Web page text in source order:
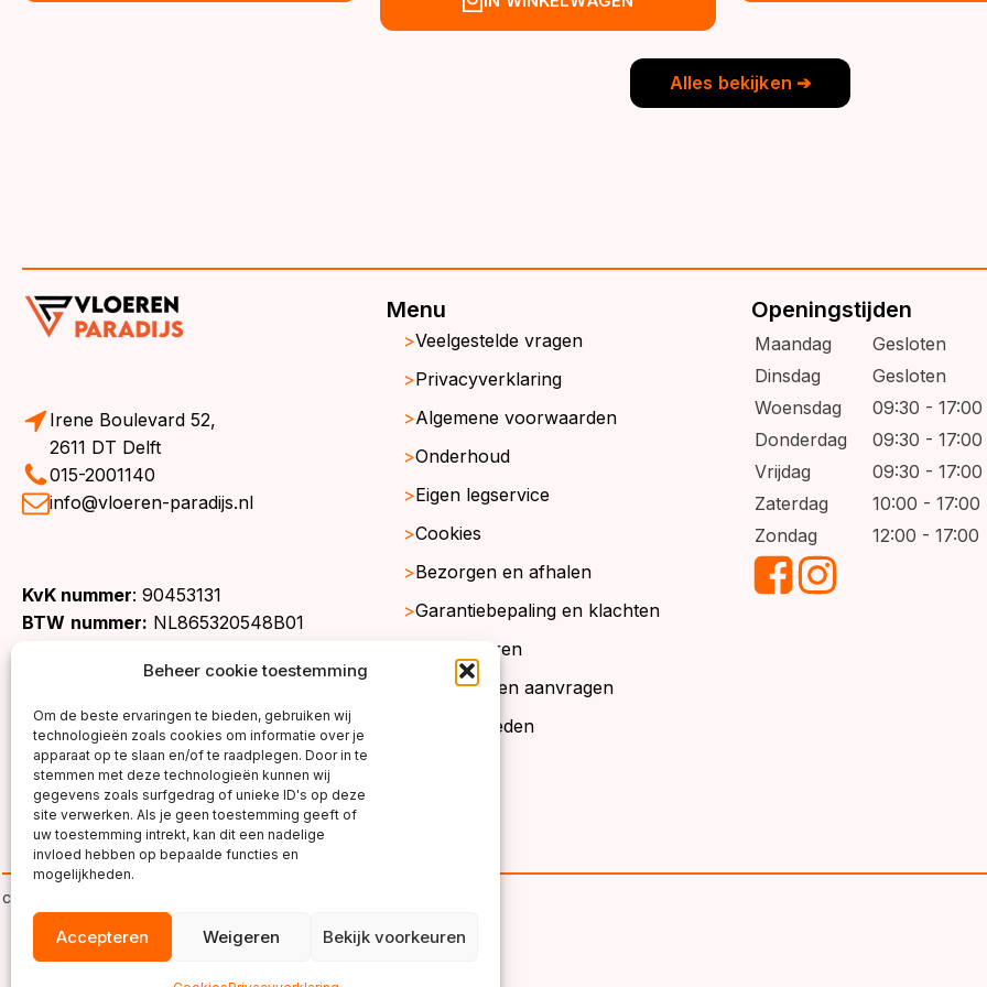
Beheer cookie toestemming
Om de beste ervaringen te bieden, gebruiken wij
technologieën zoals cookies om informatie over je
apparaat op te slaan en/of te raadplegen. Door in te
stemmen met deze technologieën kunnen wij
gegevens zoals surfgedrag of unieke ID's op deze
site verwerken. Als je geen toestemming geeft of
uw toestemming intrekt, kan dit een nadelige
invloed hebben op bepaalde functies en
mogelijkheden.
Accepteren Weigeren Bekijk voorkeuren
Alles bekijken ➔
Irene Boulevard 52,
2611 DT Delft
015-2001140
info@vloeren-paradijs.nl
KvK nummer: 90453131
BTW nummer: NL865320548B01
Menu
Veelgestelde vragen
Privacyverklaring
Algemene voorwaarden
Onderhoud
Eigen legservice
Cookies
Bezorgen en afhalen
Garantiebepaling en klachten
Retourneren
Gratis stalen aanvragen
Werkgebieden
Openingstijden
Maandag
Gesloten
Dinsdag
Gesloten
Woensdag
09:30 - 17:00
Donderdag
09:30 - 17:00
Vrijdag
09:30 - 17:00
Zaterdag
10:00 - 17:00
Zondag
12:00 - 17:00
copyright ©2026